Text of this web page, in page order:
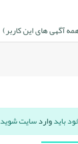
آگهی های این کاربر)
بایدواردسایت شوید